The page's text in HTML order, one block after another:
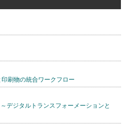
刷物の統合ワークフロー
デジタルトランスフォーメーションと